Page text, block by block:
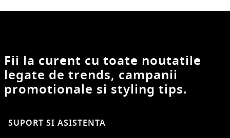
Fii la curent cu toate noutatile
legate de trends, campanii
promotionale si styling tips.
SUPORT SI ASISTENTA